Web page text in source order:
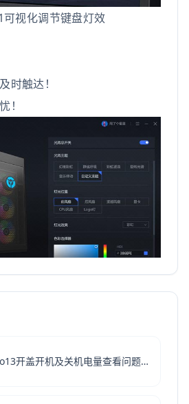
视化调节键盘灯效
时触达！
！
联想小新Pro13开盖开机及关机电量查看问题修复工具 V1.4.21.325 绿色免费版